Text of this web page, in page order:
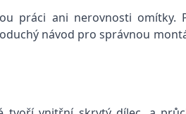
práci ani nerovnosti omítky.
návod pro správnou